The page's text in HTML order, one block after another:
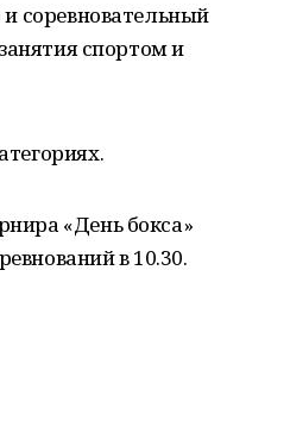
соревновательный
спортом и
«День бокса»
в 10.30.